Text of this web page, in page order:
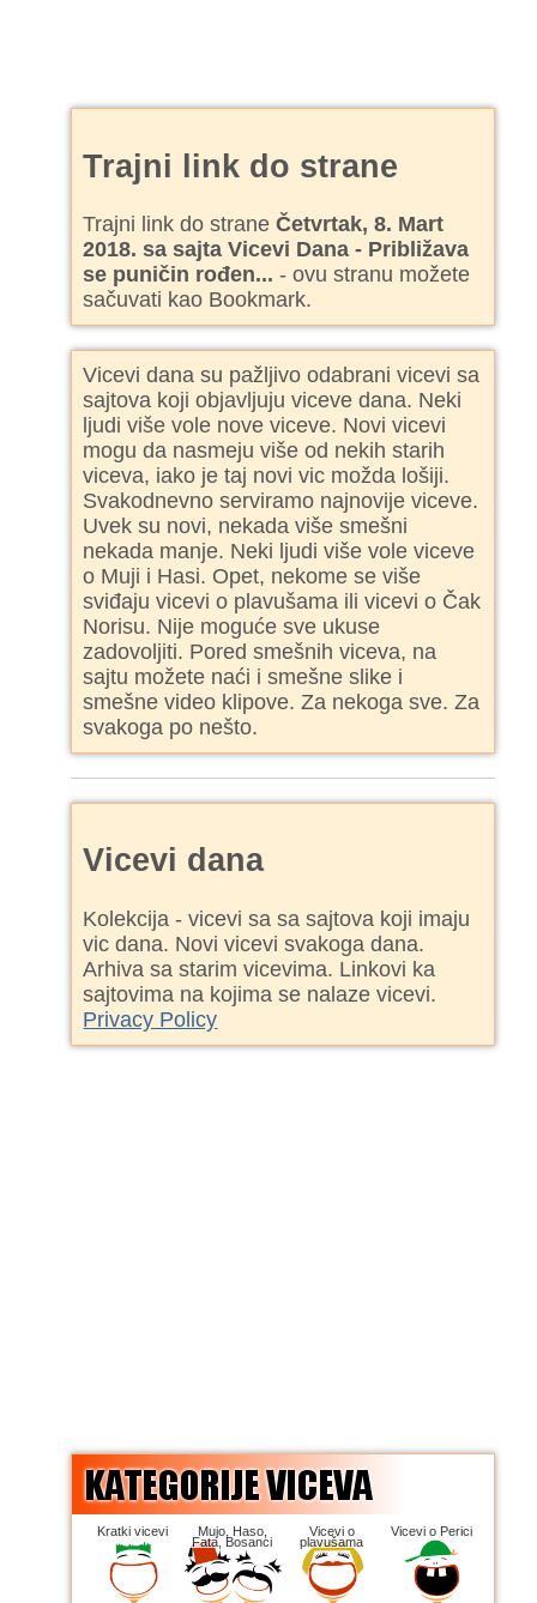
Trajni link do strane
Trajni link do straneČetvrtak, 8. Mart
2018. sa sajta Vicevi Dana - Približava
se puničin rođen... - ovu stranu možete
sačuvati kao Bookmark.
Vicevi dana su pažljivo odabrani vicevi sa
sajtova koji objavljuju viceve dana. Neki
ljudi više vole nove viceve. Novi vicevi
mogu da nasmeju više od nekih starih
viceva, iako je taj novi vic možda lošiji.
Svakodnevno serviramo najnovije viceve.
Uvek su novi, nekada više smešni
nekada manje. Neki ljudi više vole viceve
o Muji i Hasi. Opet, nekome se više
sviđaju vicevi o plavušama ili vicevi o Čak
Norisu. Nije moguće sve ukuse
zadovoljiti. Pored smešnih viceva, na
sajtu možete naći i smešne slike i
smešne video klipove. Za nekoga sve. Za
svakoga po nešto.
Vicevi dana
Kolekcija - vicevi sa sa sajtova koji imaju
vic dana. Novi vicevi svakoga dana.
Arhiva sa starim vicevima. Linkovi ka
sajtovima na kojima se nalaze vicevi.
Privacy Policy
Kratki vicevi Mujo, Haso,
Fata, Bosanci
Vicevi o
plavušama
Vicevi o Perici